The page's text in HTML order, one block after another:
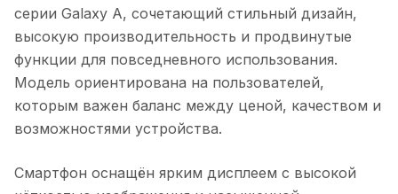
серии Galaxy A, сочетающий стильный дизайн,
высокую производительность и продвинутые
функции для повседневного использования.
Модель ориентирована на пользователей,
которым важен баланс между ценой, качеством и
возможностями устройства.
Смартфон оснащён ярким дисплеем с высокой